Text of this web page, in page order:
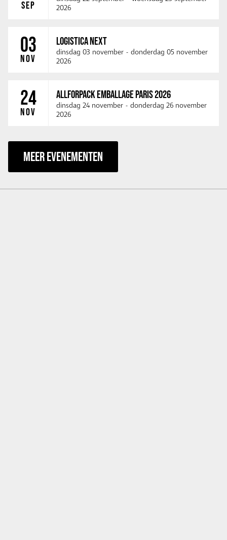
SEP
2026
03
NOV
LOGISTICA NEXT
dinsdag 03 november - donderdag 05 november
2026
24
NOV
ALLFORPACK EMBALLAGE PARIS 2026
dinsdag 24 november - donderdag 26 november
2026
MEER EVENEMENTEN